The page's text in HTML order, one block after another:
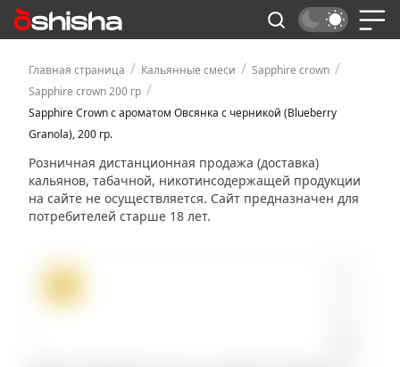
Главная страница / Кальянные смеси / Sapphire crown /
Sapphire crown 200 гр /
Sapphire Crown с ароматом Овсянка с черникой (Blueberry
Granola), 200 гр.
Розничная дистанционная продажа (доставка)
кальянов, табачной, никотинсодержащей продукции
на сайте не осуществляется. Сайт предназначен для
потребителей старше 18 лет.